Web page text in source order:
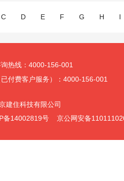
C D E F G H I
热线：4000-156-001
付费客户服务）：4000-156-001
建住科技有限公司
备14002819号 京公网安备